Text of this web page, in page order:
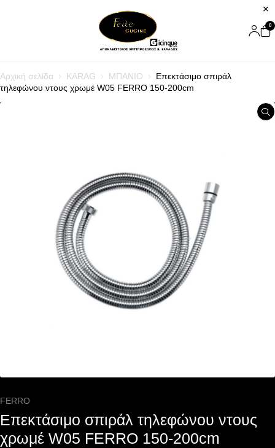
0
Αρχική σελίδα KARAG ΜΠΑΝΙΟ
Επεκτάσιμο σπιράλ
τηλεφώνου ντους χρωμέ W05 FERRO 150-200cm
FERRO
Επεκτάσιμο σπιράλ τηλεφώνου ντους
χρωμέ W05 FERRO 150-200cm